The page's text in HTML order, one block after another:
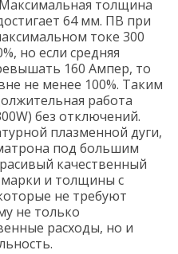
толщина
64 мм. ПВ при
токе 300
но если средняя
160 Ампер, то
не менее 100%. Таким
работа
без отключений.
плазменной дуги,
под большим
качественный
и толщины с
не требуют
не только
расходы, но и